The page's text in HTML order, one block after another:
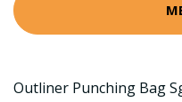
Outliner Punching Bag